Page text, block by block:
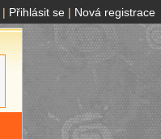
| Přihlásit se | Nová registrace